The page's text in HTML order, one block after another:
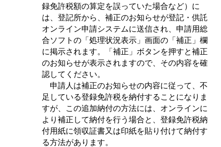
録免許税額の算定を誤っていた場合など）に
は、登記所から、補正のお知らせが登記・供託
オンライン申請システムに送信され、申請用総
合ソフトの「処理状況表示」画面の「補正」欄
に掲示されます。「補正」ボタンを押すと補正
のお知らせが表示されますので、その内容を確
認してください。
申請人は補正のお知らせの内容に従って、不
足している登録免許税を納付することになりま
すが、この追加納付の方法には、オンラインに
より補正して納付を行う場合と、登録免許税納
付用紙に領収証書又は印紙を貼り付けて納付す
る方法があります。